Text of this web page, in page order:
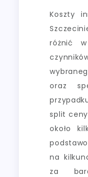
Koszty
różnić
oraz
split
około
na
za